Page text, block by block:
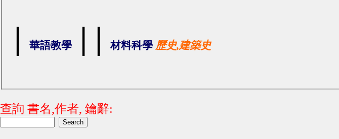
| 華語教學 | |材料科學 歷史,建築史
查詢 書名,作者, 鑰辭: